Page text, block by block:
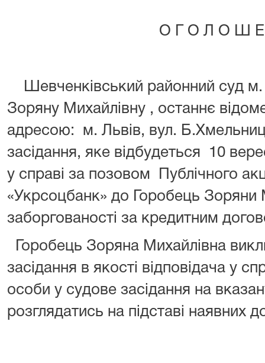
О Г О Л О Ш
Шевченківський районний суд м.
Зоряну Михайлівну , останнє
адресою: м. Львів, вул.
засідання, яке відбудеться 10
у справі за позовом Публічного
«Укрсоцбанк» до Горобець Зоряни
заборгованості за кредитним
Горобець Зоряна Михайлівна
засідання в якості відповідача у
особи у судове засідання на
розглядатись на підставі наявних